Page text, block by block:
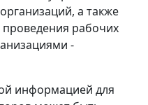
а также
рабочих
-
информацией для